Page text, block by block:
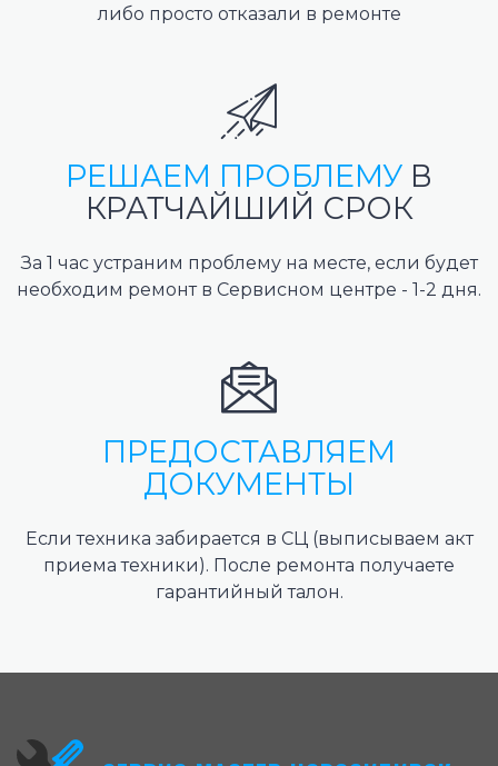
либо просто отказали в ремонте
РЕШАЕМ ПРОБЛЕМУ В
КРАТЧАЙШИЙ СРОК
За 1 час устраним проблему на месте, если будет
необходим ремонт в Сервисном центре - 1-2 дня.
ПРЕДОСТАВЛЯЕМ
ДОКУМЕНТЫ
Если техника забирается в СЦ (выписываем акт
приема техники). После ремонта получаете
гарантийный талон.